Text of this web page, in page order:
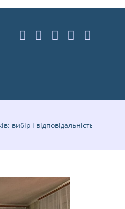
і відповідальність»